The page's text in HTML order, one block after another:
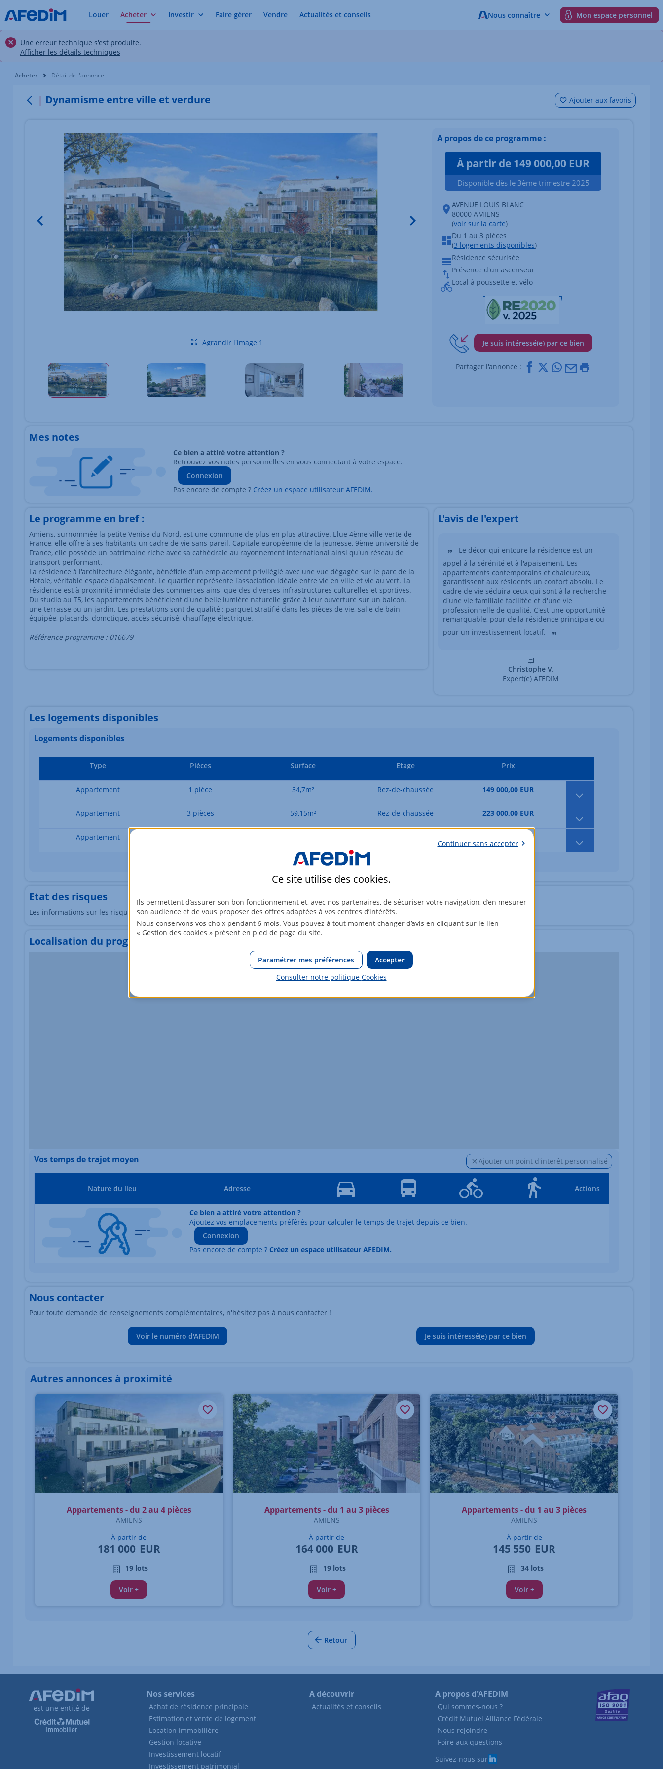
Louer Acheter Investir Faire gérer Vendre Actualités et conseils Nous connaître Mon espace personnel
Une erreur technique s'est produite.
Afficher les détails techniques
Vous êtes ici:
Acheter Détail de l'annonce
Retour
Dynamisme entre ville et verdure Ajouter aux favoris
Image du bien Afficher l'élément précédent Image du bien Afficher l'élément suivant
Élément 1 sur 4
Agrandir l'image 1
A propos de ce programme :
À partir de 149 000,00 EUR
Disponible dès le 3ème trimestre 2025
AVENUE LOUIS BLANC
80000 AMIENS
(voir sur la carte)
Du 1 au 3 pièces
(3 logements disponibles)
Résidence sécurisée
Présence d'un ascenseur
Local à poussette et vélo
Je suis intéressé(e) par ce bien
Partager l'annonce : Facebook
X Whatsapp
Mail
Mes notes
Ce bien a attiré votre attention ?
Retrouvez vos notes personnelles en vous connectant à votre espace.
Connexion
Pas encore de compte ? Créez un espace utilisateur AFEDIM.
Le programme en bref :
Amiens, surnommée la petite Venise du Nord, est une commune de plus en plus attractive. Elue 4ème ville verte de
France, elle offre à ses habitants un cadre de vie sans pareil. Capitale européenne de la jeunesse, 9ème université de
France, elle possède un patrimoine riche avec sa cathédrale au rayonnement international ainsi qu'un réseau de
transport performant.
La résidence à l'architecture élégante, bénéficie d'un emplacement privilégié avec une vue dégagée sur le parc de la
Hotoie, véritable espace d'apaisement. Le quartier représente l'association idéale entre vie en ville et vie au vert. La
résidence est à proximité immédiate des commerces ainsi que des diverses infrastructures culturelles et sportives.
Du studio au T5, les appartements bénéficient d'une belle lumière naturelle grâce à leur ouverture sur un balcon,
une terrasse ou un jardin. Les prestations sont de qualité : parquet stratifié dans les pièces de vie, salle de bain
équipée, placards, domotique, accès sécurisé, chauffage électrique.
Référence programme : 016679
L'avis de l'expert
Le décor qui entoure la résidence est un
appel à la sérénité et à l'apaisement. Les
appartements contemporains et chaleureux,
garantissent aux résidents un confort absolu. Le
cadre de vie séduira ceux qui sont à la recherche
d'une vie familiale facilitée et d'une vie
professionnelle de qualité. C'est une opportunité
remarquable, pour de la résidence principale ou
pour un investissement locatif.
Christophe V.
Expert(e) AFEDIM
Les logements disponibles
Logements disponibles
Type Pièces Surface Etage Prix
Appartement 1 pièce 34,7m² Rez-de-chaussée 149 000,00 EUR
Appartement 3 pièces 59,15m² Rez-de-chaussée 223 000,00 EUR
Appartement 233 000,00 EUR
Etat des risques
Les informations sur les risques auxquels ce bien est exposé sont disponibles sur le site Géorisques :www.georisques.gouv.fr
Localisation du programme
Vos temps de trajet moyen Ajouter un point d'intérêt personnalisé
Nature du lieu Adresse Actions
Ce bien a attiré votre attention ?
Ajoutez vos emplacements préférés pour calculer le temps de trajet depuis ce bien.
Connexion
Pas encore de compte ? Créez un espace utilisateur AFEDIM.
Nous contacter
Pour toute demande de renseignements complémentaires, n'hésitez pas à nous contacter !
Voir le numéro d'AFEDIM Je suis intéressé(e) par ce bien
Autres annonces à proximité
Élément 1 sur 1
Appartements - du 2 au 4 pièces
AMIENS
À partir de
181 000 EUR
19 lots
Voir +
Appartements - du 1 au 3 pièces
AMIENS
À partir de
164 000 EUR
19 lots
Voir +
Appartements - du 1 au 3 pièces
AMIENS
À partir de
145 550 EUR
34 lots
Voir +
Retour
est une entité de
Nos services
Achat de résidence principale
Estimation et vente de logement
Location immobilière
Gestion locative
Investissement locatif
Investissement patrimonial
A découvrir
Actualités et conseils
A propos d'AFEDIM
Qui sommes-nous ?
Crédit Mutuel Alliance Fédérale
Nous rejoindre
Foire aux questions
Suivez-nous sur
Continuer sans accepter
Ce site utilise des cookies.
Ils permettent d’assurer son bon fonctionnement et, avec nos partenaires, de sécuriser votre navigation, d’en mesurer
son audience et de vous proposer des offres adaptées à vos centres d’intérêts.
Nous conservons vos choix pendant 6 mois. Vous pouvez à tout moment changer d’avis en cliquant sur le lien
« Gestion des cookies » présent en pied de page du site.
Accepter
Paramétrer mes préférences
Consulter notre politique Cookies